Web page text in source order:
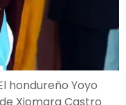
hondureño Yoyo